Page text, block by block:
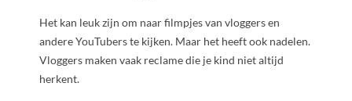
Het kan leuk zijn om naar filmpjes van vloggers en
andere YouTubers te kijken. Maar het heeft ook nadelen.
Vloggers maken vaak reclame die je kind niet altijd
herkent.